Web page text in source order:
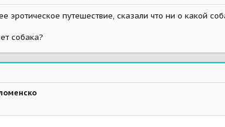
эротическое путешествие, сказали что ни о какой
собака?